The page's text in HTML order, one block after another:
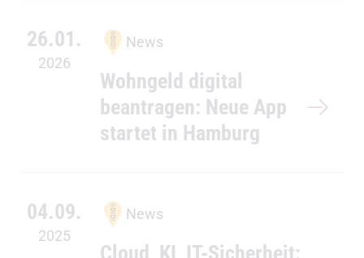
Wohngeld digital
beantragen: Neue App
startet in Hamburg
News
26.01.
2026
Cloud, KI, IT-Sicherheit:
News
04.09.
2025